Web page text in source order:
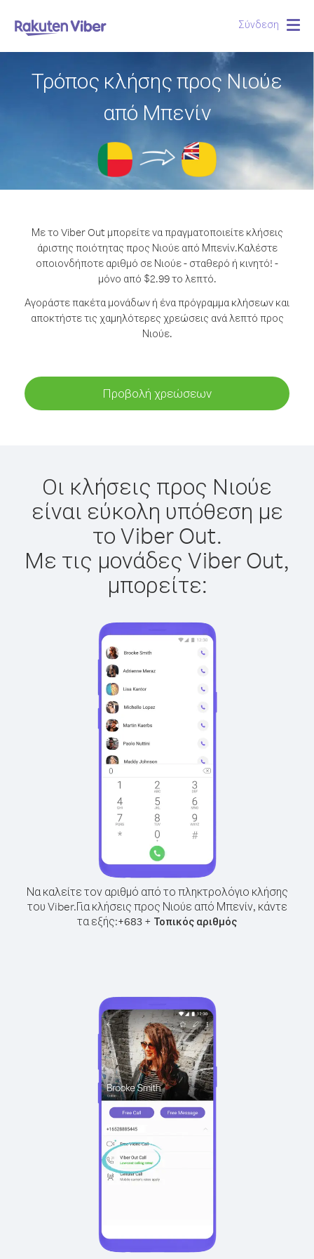
Σύνδεση
Τρόπος κλήσης προς Νιούε
από Μπενίν
Με το Viber Out μπορείτε να πραγματοποιείτε κλήσεις
άριστης ποιότητας προς Νιούε από Μπενίν.Καλέστε
οποιονδήποτε αριθμό σε Νιούε - σταθερό ή κινητό! -
μόνο από $2.99 το λεπτό.
Αγοράστε πακέτα μονάδων ή ένα πρόγραμμα κλήσεων και
αποκτήστε τις χαμηλότερες χρεώσεις ανά λεπτό προς
Νιούε.
Προβολή χρεώσεων
Οι κλήσεις προς Νιούε
είναι εύκολη υπόθεση με
το Viber Out.
Με τις μονάδες Viber Out,
μπορείτε:
Να καλείτε τον αριθμό από το πληκτρολόγιο κλήσης
του Viber.Για κλήσεις προς Νιούε από Μπενίν, κάντε
τα εξής:+683 + Τοπικός αριθμός